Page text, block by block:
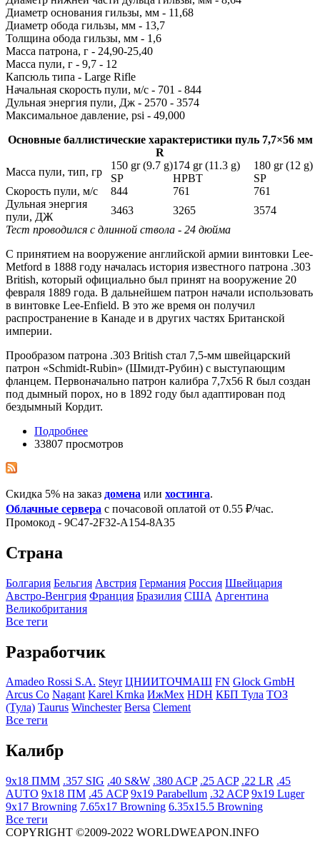
Диаметр основания гильзы, мм - 11,68
Диаметр обода гильзы, мм - 13,7
Толщина обода гильзы, мм - 1,6
Масса патрона, г - 24,90-25,40
Масса пули, г - 9,7 - 12
Капсюль типа - Large Rifle
Начальная скорость пули, м/с - 701 - 844
Дульная энергия пули, Дж - 2570 - 3574
Максимальное давление, psi - 49,000
Основные баллистические характеристики пуль 7,7×56 мм
R
Масса пули, тип, гр
150 gr (9.7 g)
SP
174 gr (11.3 g)
HPBT
180 gr (12 g)
SP
Скорость пули, м/с
844 761
761
Дульная энергия
пули, ДЖ
3463 3265
3574
Тест проводился с длинной ствола - 24 дюйма
С принятием на вооружение английской армии винтовки Lee-
Metford в 1888 году началась история известного патрона .303
British, который официально был принят на вооружение 20
февраля 1889 года. В дальнейшем патрон начали использовать
в винтовке Lee-Enfield. В это же время он получил
распространение в Канаде и в других частях Британской
империи.
Прообразом патрона .303 British стал 7,5-мм швейцарский
патрон «Schmidt-Rubin» (Шмидт-Рубин) с выступающим
фланцем. Первоначально патрон калибра 7,7x56 R был создан
под дымный порох, но в 1892 году был адаптирован под
бездымный Кордит.
Подробнее
33807 просмотров
Скидка 5% на заказ домена или хостинга.
Облачные сервера с почасовой оплатой от 0.55 ₽/час.
Промокод - 9C47-2F32-A154-8A35
Страна
Болгария Бельгия Австрия Германия Росcия Швейцария
Австро-Венгрия Франция Бразилия США Аргентина
Великобритания
Все теги
Разработчик
Amadeo Rossi S.A. Steyr ЦНИИТОЧМАШ FN Glock GmbH
Arcus Co Nagant Karel Krnka ИжМех HDH КБП Тула ТОЗ
(Тула) Taurus Winchester Bersa Clement
Все теги
Калибр
9x18 ПММ .357 SIG .40 S&W .380 ACP .25 ACP .22 LR .45
AUTO 9x18 ПМ .45 ACP 9x19 Parabellum .32 ACP 9x19 Luger
9x17 Browning 7.65x17 Browning 6.35x15.5 Browning
Все теги
COPYRIGHT ©2009-2022 WORLDWEAPON.INFO